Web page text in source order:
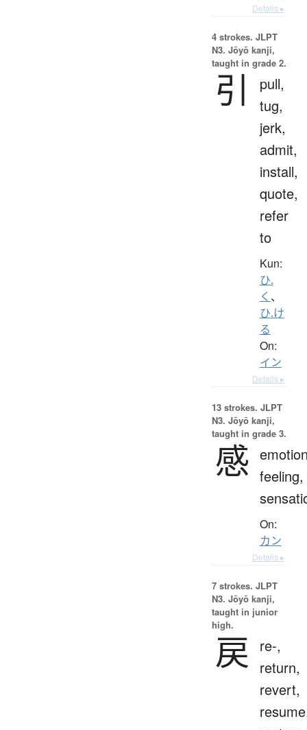
Details ▸
4 strokes. JLPT
N3. Jōyō kanji,
taught in grade 2.
引
pull,
tug,
jerk,
admit,
install,
quote,
refer
to
Kun:
ひ.
く 、
ひ.け
る
On:
イン
Details ▸
13 strokes. JLPT
N3. Jōyō kanji,
taught in grade 3.
感 feeling,
On:
カン
Details ▸
7 strokes. JLPT
N3. Jōyō kanji,
taught in junior
high.
戻
re-,
return,
revert,